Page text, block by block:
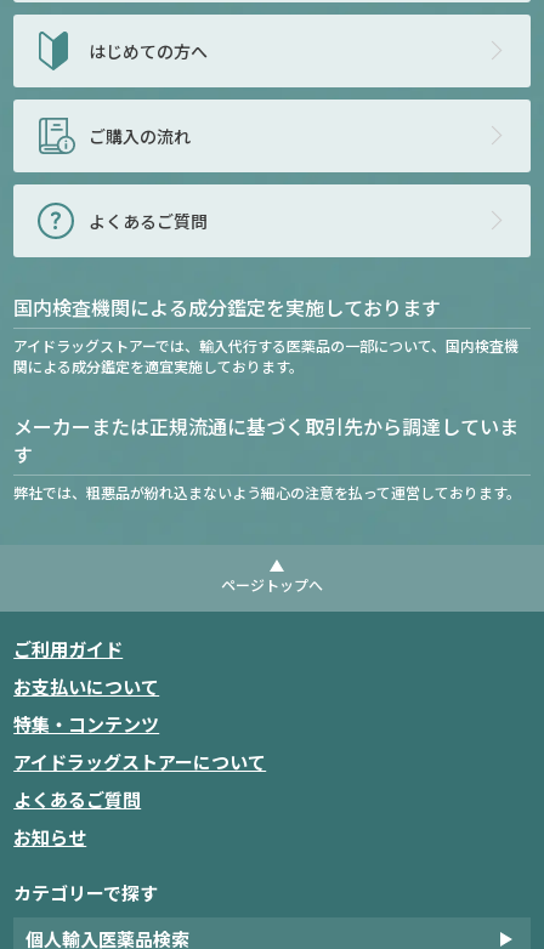
はじめての方へ
ご購入の流れ
よくあるご質問
国内検査機関による成分鑑定を実施しております
アイドラッグストアーでは、輸入代行する医薬品の一部について、国内検査機
関による成分鑑定を適宜実施しております。
メーカーまたは正規流通に基づく取引先から調達していま
す
弊社では、粗悪品が紛れ込まないよう細心の注意を払って運営しております。
ページトップへ
ご利用ガイド
お支払いについて
特集・コンテンツ
アイドラッグストアーについて
よくあるご質問
お知らせ
カテゴリーで探す
個人輸入医薬品検索